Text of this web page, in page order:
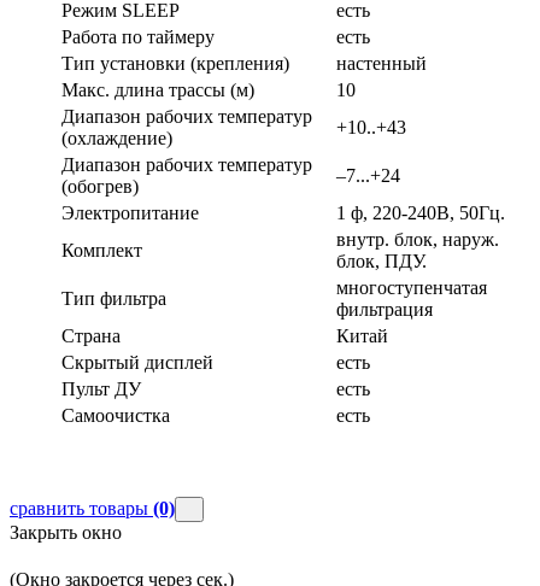
Режим SLEEP
есть
Работа по таймеру
есть
Тип установки (крепления)
настенный
Макс. длина трассы (м)
10
Диапазон рабочих температур
(охлаждение)
+10..+43
Диапазон рабочих температур
(обогрев)
–7...+24
Электропитание
1 ф, 220-240В, 50Гц.
Комплект
внутр. блок, наруж.
блок, ПДУ.
Тип фильтра
многоступенчатая
фильтрация
Страна
Китай
Скрытый дисплей
есть
Пульт ДУ
есть
Самоочистка
есть
сравнить товары (0)
Закрыть окно
(Окно закроется через сек.)